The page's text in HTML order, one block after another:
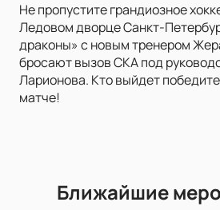
Не пропустите грандиозное
Ледовом дворце Санкт-
драконы» с новым тренером
бросают вызов СКА под
Ларионова. Кто выйдет
матче!
Ближайшие